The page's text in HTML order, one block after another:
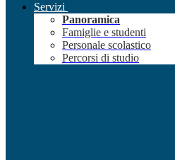
Servizi
Panoramica
Famiglie e studenti
Personale scolastico
Percorsi di studio